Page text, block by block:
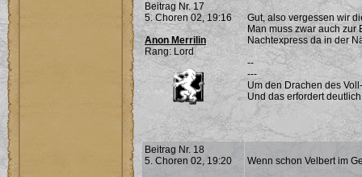
Beitrag Nr. 17
5. Choren 02, 19:16
Anon Merrilin
Rang: Lord
Gut, also vergessen wir
Man muss zwar auch zur
Nachtexpress da in der
--
---
Um den Drachen des
Und das erfordert
Beitrag Nr. 18
5. Choren 02, 19:20
Wenn schon Velbert im